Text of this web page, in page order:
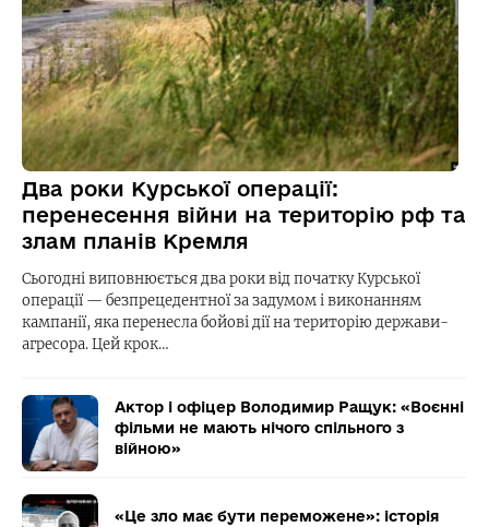
Два роки Курської операції:
перенесення війни на територію рф та
злам планів Кремля
Сьогодні виповнюється два роки від початку Курської
операції — безпрецедентної за задумом і виконанням
кампанії, яка перенесла бойові дії на територію держави-
агресора. Цей крок…
Актор і офіцер Володимир Ращук: «Воєнні
фільми не мають нічого спільного з
війною»
«Це зло має бути переможене»: історія